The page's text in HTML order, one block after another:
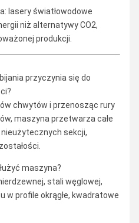
lasery światłowodowe
niż alternatywy CO2,
produkcji.
przyczynia się do
chwytów i przenosząc rury
maszyna przetwarza całe
sekcji,
maszyna?
stali węglowej,
w profile okrągłe, kwadratowe